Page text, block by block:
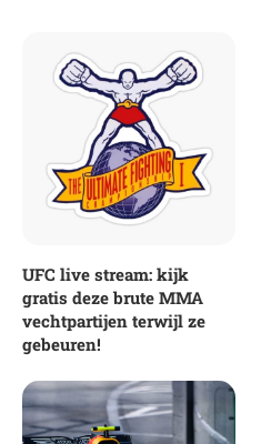
UFC live stream: kijk
gratis deze brute MMA
vechtpartijen terwijl ze
gebeuren!